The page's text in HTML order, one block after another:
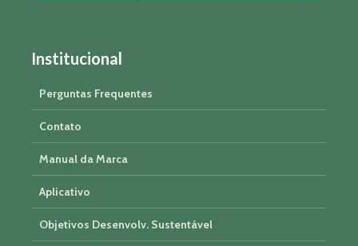
Institucional
Perguntas Frequentes
Contato
Manual da Marca
Aplicativo
Objetivos Desenvolv. Sustentável